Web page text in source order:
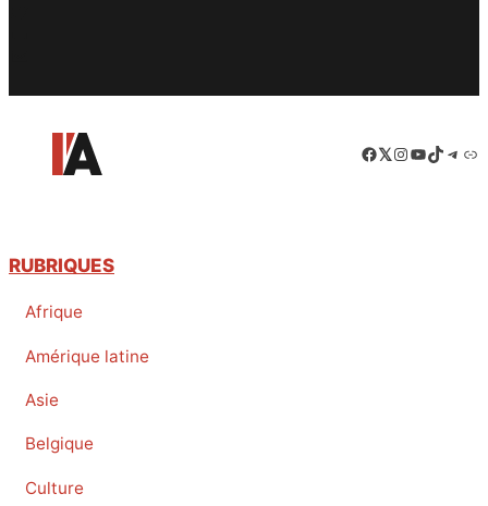
Facebook
LinkedIn
Instagram
YouTube
TikTok
RUBRIQUES
Afrique
Amérique latine
Asie
Belgique
Culture